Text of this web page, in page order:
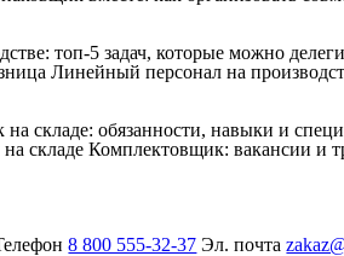
топ-5 задач, которые можно
Линейный персонал на
складе: обязанности, навыки и
складе Комплектовщик: вакансии и
8 800 555-32-37 Эл. почта